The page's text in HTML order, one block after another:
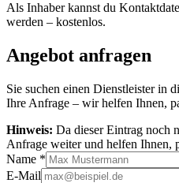
Als Inhaber kannst du
werden – kostenlos.
Angebot anfragen
Sie suchen einen Dienstleister in
Ihre Anfrage – wir helfen Ihnen,
Hinweis: Da dieser Eintrag noch
Anfrage weiter und helfen Ihnen,
Name *
E-Mail